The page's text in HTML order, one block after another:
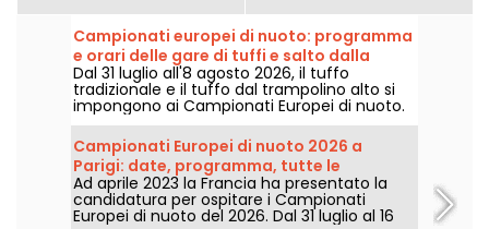
Campionati europei di nuoto: programma
e orari delle gare di tuffi e salto dalla
piattaforma
Dal 31 luglio all'8 agosto 2026, il tuffo
tradizionale e il tuffo dal trampolino alto si
impongono ai Campionati Europei di nuoto.
Tra la piscina olimpica di Saint-Denis e lo
scenario naturale della Senna, i migliori
tuffatori del continente si lanceranno in
acrobazie mozzafiato.
Campionati Europei di nuoto 2026 a
Parigi: date, programma, tutte le
informazioni sulla competizione
Ad aprile 2023 la Francia ha presentato la
candidatura per ospitare i Campionati
Europei di nuoto del 2026. Dal 31 luglio al 16